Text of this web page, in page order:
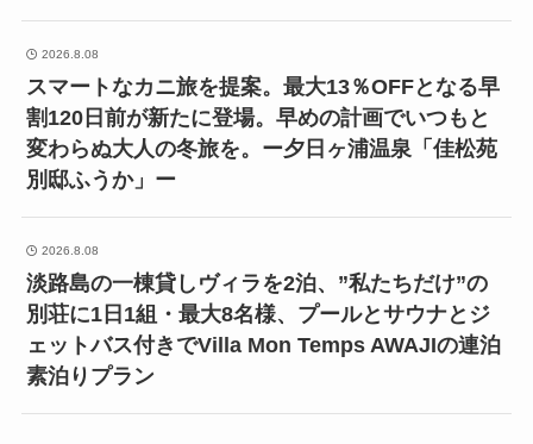
2026.8.08
スマートなカニ旅を提案。最大13％OFFとなる早
割120日前が新たに登場。早めの計画でいつもと
変わらぬ大人の冬旅を。ー夕日ヶ浦温泉「佳松苑
別邸ふうか」ー
2026.8.08
淡路島の一棟貸しヴィラを2泊、”私たちだけ”の
別荘に1日1組・最大8名様、プールとサウナとジ
ェットバス付きでVilla Mon Temps AWAJIの連泊
素泊りプラン